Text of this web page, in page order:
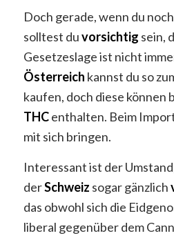
Doch gerade, wenn du noch
solltest duvorsichtig sein,
Gesetzeslage ist nicht
Österreich kannst du so
kaufen, doch diese können
THCenthalten. Beim
mit sich bringen.
Interessant ist der
derSchweiz sogar gänzlich
das obwohl sich die
liberal gegenüber dem